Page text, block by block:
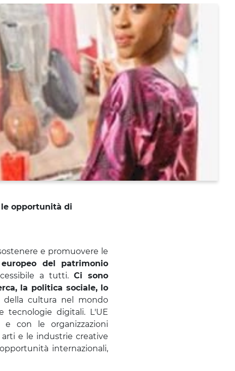
opportunità di
e promuovere le
del patrimonio
a tutti.Ci sono
la politica sociale, lo
della cultura nel mondo
digitali. L'UE
con le organizzazioni
arti e le industrie creative
internazionali,